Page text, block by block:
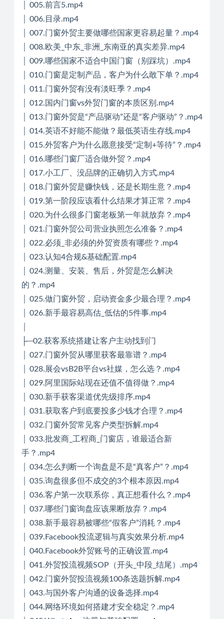
│ 005.前言5.mp4
│ 006.目录.mp4
│ 007.门窗外贸主要做哪些国家更容易起量？.mp4
│ 008.欧美_中东_非洲_东南亚的真实差异.mp4
│ 009.哪些国家不适合中国门窗（别踩坑）.mp4
│ 010.门窗是定制产品，客户为什么敢下单？.mp4
│ 011.门窗外贸有没有淡旺季？.mp4
│ 012.国内门窗vs外贸门窗的本质区别.mp4
│ 013.门窗外贸是“产品驱动”还是“客户驱动”？.mp4
│ 014.英语不好能不能做？最低英语生存线.mp4
│ 015.外贸客户为什么愿意接受“定制+等待”？.mp4
│ 016.哪些门窗厂适合做外贸？.mp4
│ 017.小工厂、没品牌的正确切入方式.mp4
│ 018.门窗外贸是赚快钱，还是长期生意？.mp4
│ 019.第一阶段应该看什么结果才算正常？.mp4
│ 020.为什么很多门窗老板第一年就放弃？.mp4
│ 021.门窗外贸公司营业执照怎么准备？.mp4
│ 022.必须_非必须的外贸资质有哪些？.mp4
│ 023.认知4合规&基础配置.mp4
│ 024.测量、安装、售后，外贸是怎么解决
的？.mp4
│ 025.做门窗外贸，启动资金多少最合理？.mp4
│ 026.新手最容易高估_低估的5件事.mp4
├─02.获客系统搭建让客户主动找到门
│ 027.门窗外贸从哪里获客最靠谱？.mp4
│ 028.展会vsB2B平台vs社媒，怎么选？.mp4
│ 029.阿里国际站现在还值不值得做？.mp4
│ 030.新手获客渠道优先级排序.mp4
│ 031.获取客户到底要投多少钱才合理？.mp4
│ 032.门窗外贸常见客户类型拆解.mp4
│ 033.批发商_工程商_门窗店，谁最适合新
手？.mp4
│ 034.怎么判断一个询盘是不是“真客户”？.mp4
│ 035.询盘很多但不成交的3个根本原因.mp4
│ 036.客户第一次联系你，真正想看什么？.mp4
│ 037.哪些门窗询盘应该果断放弃？.mp4
│ 038.新手最容易被哪些“假客户”消耗？.mp4
│ 039.Facebook投流逻辑与真实效果分析.mp4
│ 040.Facebook外贸账号的正确设置.mp4
│ 041.外贸投流视频SOP（开头_中段_结尾）.mp4
│ 042.门窗外贸投流视频100条选题拆解.mp4
│ 043.与国外客户沟通的设备选择.mp4
│ 044.网络环境如何搭建才安全稳定？.mp4